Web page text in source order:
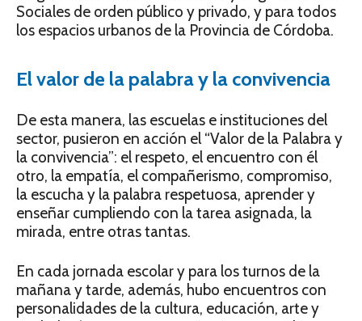
Sociales de orden público y privado, y para todos
los espacios urbanos de la Provincia de Córdoba.
El valor de la palabra y la convivencia
De esta manera, las escuelas e instituciones del
sector, pusieron en acción el “Valor de la Palabra y
la convivencia”: el respeto, el encuentro con él
otro, la empatía, el compañerismo, compromiso,
la escucha y la palabra respetuosa, aprender y
enseñar cumpliendo con la tarea asignada, la
mirada, entre otras tantas.
En cada jornada escolar y para los turnos de la
mañana y tarde, además, hubo encuentros con
personalidades de la cultura, educación, arte y